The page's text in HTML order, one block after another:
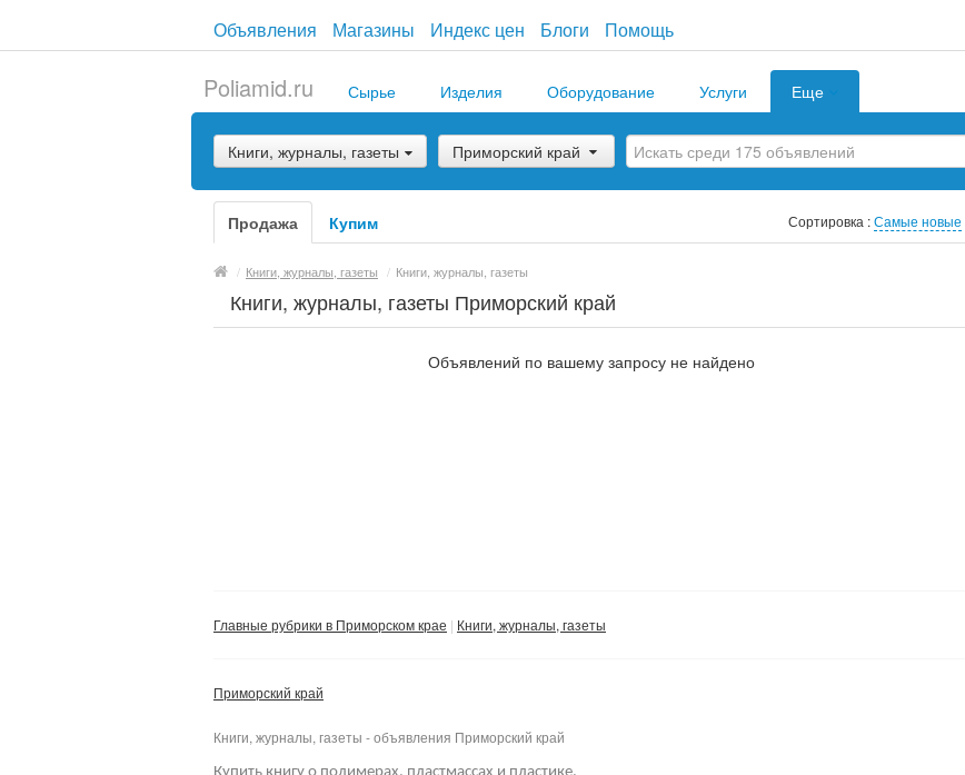
Объявления Магазины Индекс цен Блоги Помощь
Poliamid.ru Сырье Изделия Оборудование Услуги Еще
Книги, журналы, газеты Приморский край
Продажа Купим Сортировка :Самые новые
/ Книги, журналы, газеты / Книги, журналы, газеты
Книги, журналы, газеты Приморский край
Объявлений по вашему запросу не найдено
Главные рубрики в Приморском крае Книги, журналы, газеты
Приморский край
Книги, журналы, газеты - объявления Приморский край